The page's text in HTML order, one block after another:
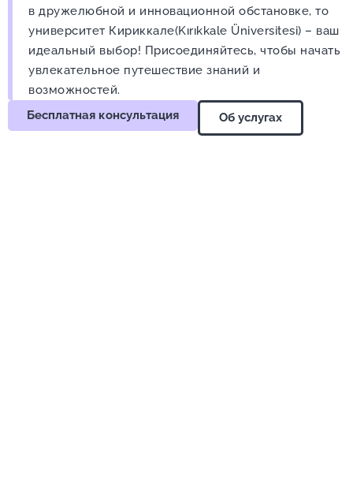
в дружелюбной и инновационной обстановке, то
университет Кириккале(Kırıkkale Üniversitesi) – ваш
идеальный выбор! Присоединяйтесь, чтобы начать
увлекательное путешествие знаний и
возможностей.
Бесплатная консультация
Об услугах